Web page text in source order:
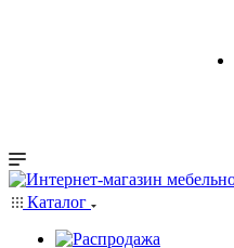
Каталог